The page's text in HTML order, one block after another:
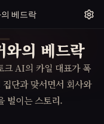
베드락
와의 베드락
크 AI의 카일 대표가 폭
단과 맞서면서 회사와
벌이는 스토리.